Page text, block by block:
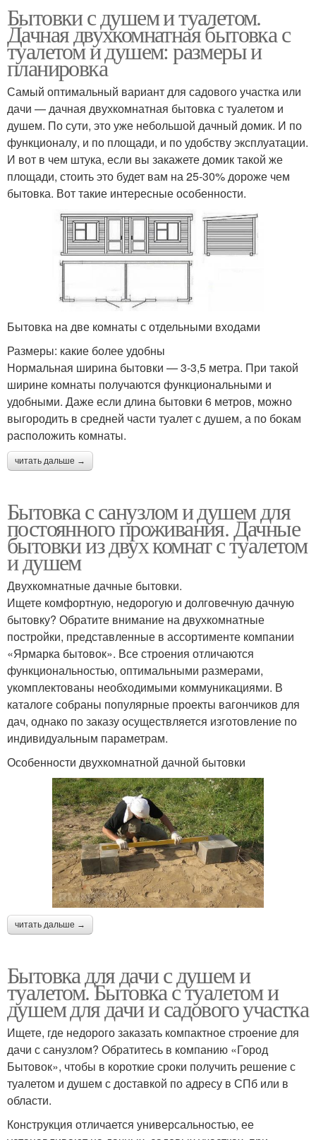
Бытовки с душем и туалетом.
Дачная двухкомнатная бытовка с
туалетом и душем: размеры и
планировка
Самый оптимальный вариант для садового участка или
дачи — дачная двухкомнатная бытовка с туалетом и
душем. По сути, это уже небольшой дачный домик. И по
функционалу, и по площади, и по удобству эксплуатации.
И вот в чем штука, если вы закажете домик такой же
площади, стоить это будет вам на 25-30% дороже чем
бытовка. Вот такие интересные особенности.
Бытовка на две комнаты с отдельными входами
Размеры: какие более удобны
Нормальная ширина бытовки — 3-3,5 метра. При такой
ширине комнаты получаются функциональными и
удобными. Даже если длина бытовки 6 метров, можно
выгородить в средней части туалет с душем, а по бокам
расположить комнаты.
читать дальше →
Бытовка с санузлом и душем для
постоянного проживания. Дачные
бытовки из двух комнат с туалетом
и душем
Двухкомнатные дачные бытовки.
Ищете комфортную, недорогую и долговечную дачную
бытовку? Обратите внимание на двухкомнатные
постройки, представленные в ассортименте компании
«Ярмарка бытовок». Все строения отличаются
функциональностью, оптимальными размерами,
укомплектованы необходимыми коммуникациями. В
каталоге собраны популярные проекты вагончиков для
дач, однако по заказу осуществляется изготовление по
индивидуальным параметрам.
Особенности двухкомнатной дачной бытовки
читать дальше →
Бытовка для дачи с душем и
туалетом. Бытовка с туалетом и
душем для дачи и садового участка
Ищете, где недорого заказать компактное строение для
дачи с санузлом? Обратитесь в компанию «Город
Бытовок», чтобы в короткие сроки получить решение с
туалетом и душем с доставкой по адресу в СПб или в
области.
Конструкция отличается универсальностью, ее